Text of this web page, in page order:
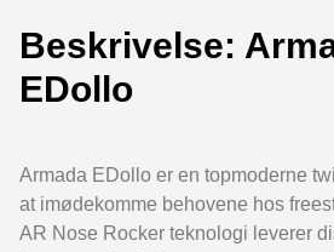
Beskrivelse:
EDollo
Armada EDollo er en topmoderne
at imødekomme behovene hos
AR Nose Rocker teknologi leverer